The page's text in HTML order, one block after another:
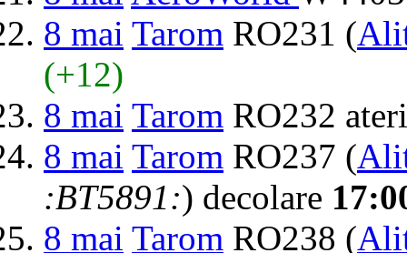
8 mai Tarom RO231 (
(+12)
8 mai Tarom RO232
8 mai Tarom RO237 (
:BT5891:) decolare
8 mai Tarom RO238 (